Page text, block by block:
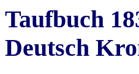
Taufbuch
Deutsch